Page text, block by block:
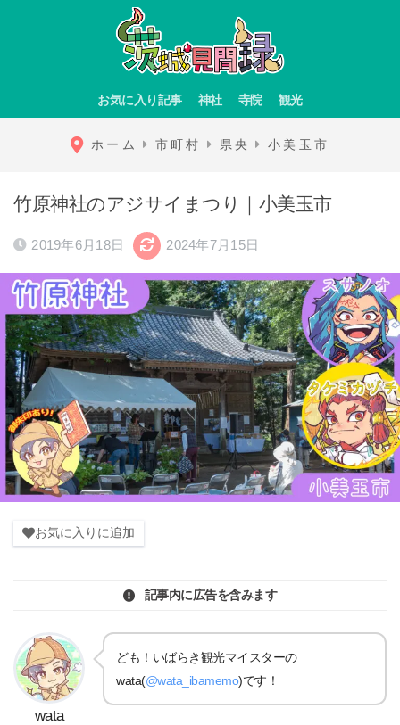
お気に入り記事 神社 寺院 観光
ホーム 市町村 県央 小美玉市
竹原神社のアジサイまつり｜小美玉市
2019年6月18日 2024年7月15日
お気に入りに追加
記事内に広告を含みます
wata
ども！いばらき観光マイスターの
wata(@wata_ibamemo)です！